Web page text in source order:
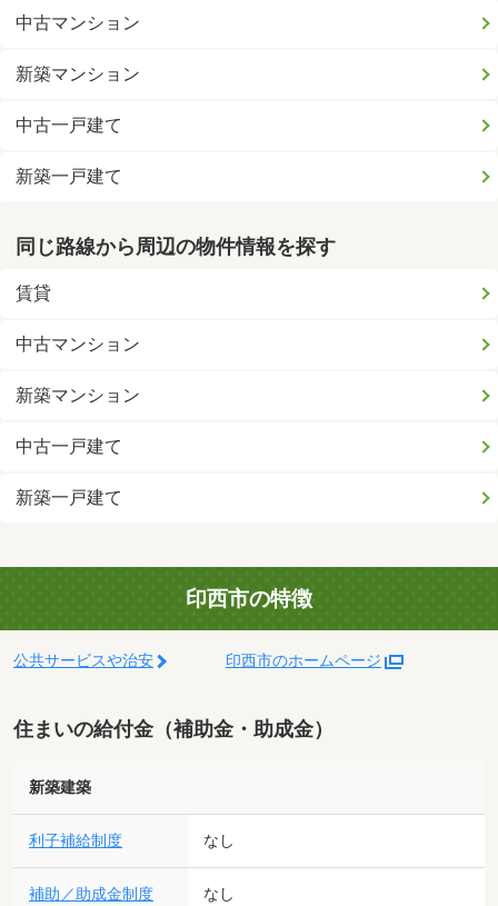
中古マンション
新築マンション
中古一戸建て
新築一戸建て
同じ路線から周辺の物件情報を探す
賃貸
中古マンション
新築マンション
中古一戸建て
新築一戸建て
印西市の特徴
公共サービスや治安 印西市のホームページ
住まいの給付金（補助金・助成金）
新築建築
利子補給制度 なし
補助／助成金制度 なし